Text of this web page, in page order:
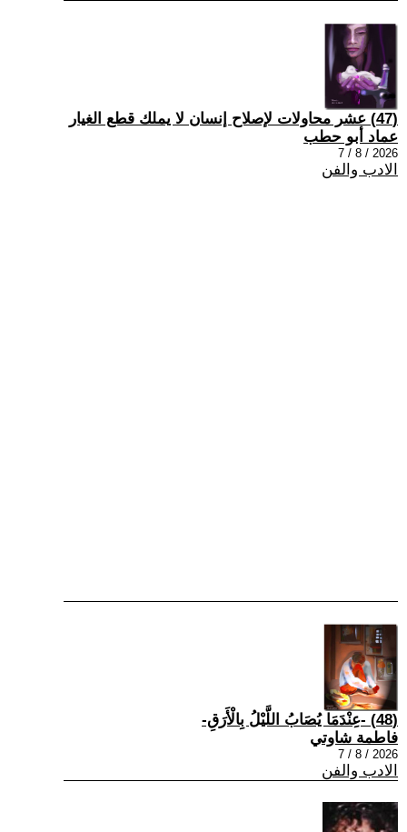
(47) عشر محاولات لإصلاح إنسان لا يملك قطع الغيار
عماد أبو حطب
2026 / 8 / 7
الادب والفن
(48) -عِنْدَمَا يُصَابُ اللَّيْلُ بِالْأَرَقِ-
فاطمة شاوتي
2026 / 8 / 7
الادب والفن